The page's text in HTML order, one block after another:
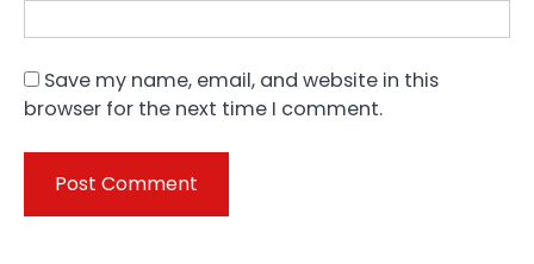
Save my name, email, and website in this
browser for the next time I comment.